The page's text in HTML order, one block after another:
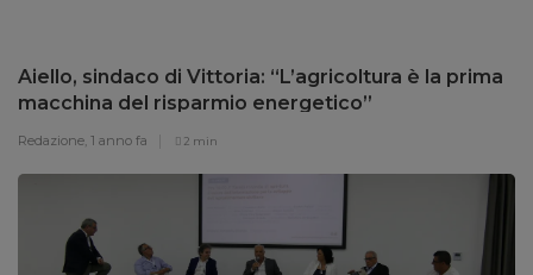
Aiello, sindaco di Vittoria: “L’agricoltura è la prima
macchina del risparmio energetico”
Redazione, 1 anno fa 2 min